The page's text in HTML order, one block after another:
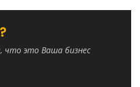
что это Ваша бизнес